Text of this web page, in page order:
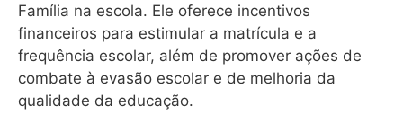
Família na escola. Ele oferece incentivos
financeiros para estimular a matrícula e a
frequência escolar, além de promover ações de
combate à evasão escolar e de melhoria da
qualidade da educação.